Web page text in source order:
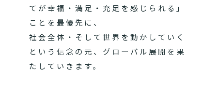
てが幸福・満足・充足を感じられる」
ことを最優先に、
社会全体・そして世界を動かしていく
という信念の元、グローバル展開を果
たしていきます。